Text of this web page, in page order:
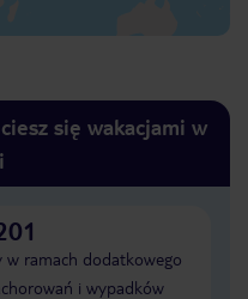
się wakacjami w
w ramach dodatkowego
i wypadków